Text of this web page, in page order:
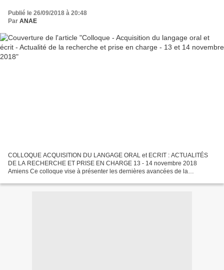
Publié le 26/09/2018 à 20:48
Par ANAE
COLLOQUE ACQUISITION DU LANGAGE ORAL et ECRIT : ACTUALITÉS
DE LA RECHERCHE ET PRISE EN CHARGE 13 - 14 novembre 2018
Amiens Ce colloque vise à présenter les dernières avancées de la